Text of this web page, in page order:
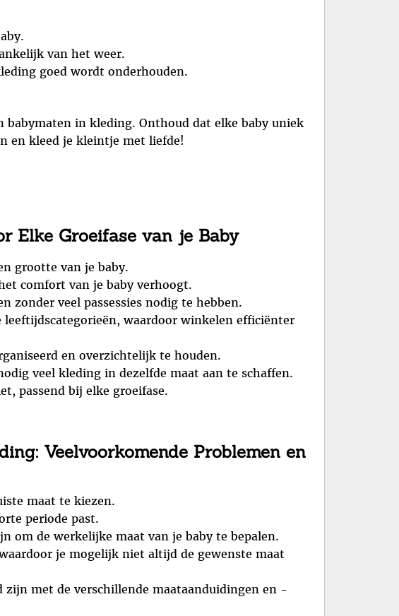
van het weer.
goed wordt onderhouden.
in kleding. Onthoud dat elke baby uniek
en kleed je kleintje met liefde!
Elke Groeifase van je Baby
grootte van je baby.
comfort van je baby verhoogt.
zonder veel passessies nodig te hebben.
waardoor winkelen efficiënter
en overzichtelijk te houden.
veel kleding in dezelfde maat aan te schaffen.
passend bij elke groeifase.
Veelvoorkomende Problemen en
maat te kiezen.
periode past.
om de werkelijke maat van je baby te bepalen.
je mogelijk niet altijd de gewenste maat
met de verschillende maataanduidingen en -